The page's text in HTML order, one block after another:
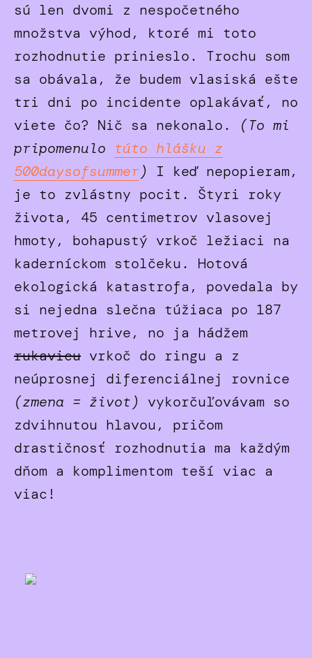
sú len dvomi z nespočetného
množstva výhod, ktoré mi toto
rozhodnutie prinieslo. Trochu som
sa obávala, že budem vlasiská ešte
tri dni po incidente oplakávať, no
viete čo? Nič sa nekonalo.
(To mi
pripomenulo túto hlášku z
500daysofsummer) I keď nepopieram,
je to zvlástny pocit. Štyri roky
života, 45 centimetrov vlasovej
hmoty, bohapustý vrkoč ležiaci na
kaderníckom stolčeku. Hotová
ekologická katastrofa, povedala by
si nejedna slečna túžiaca po 187
metrovej hrive, no ja hádžem
rukavicu vrkoč do ringu a z
neúprosnej diferenciálnej rovnice
(zmena = život) vykorčuľovávam so
zdvihnutou hlavou, pričom
drastičnosť rozhodnutia ma každým
dňom a komplimentom teší viac a
viac!